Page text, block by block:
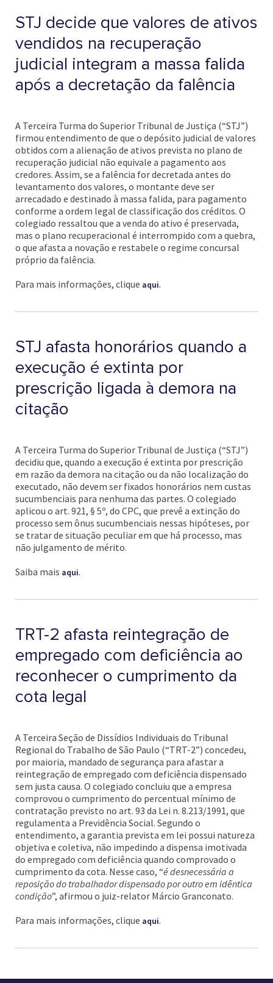
STJ decide que valores de ativos
vendidos na recuperação
judicial integram a massa falida
após a decretação da falência
A Terceira Turma do Superior Tribunal de Justiça (“STJ”)
firmou entendimento de que o depósito judicial de valores
obtidos com a alienação de ativos prevista no plano de
recuperação judicial não equivale a pagamento aos
credores. Assim, se a falência for decretada antes do
levantamento dos valores, o montante deve ser
arrecadado e destinado à massa falida, para pagamento
conforme a ordem legal de classificação dos créditos. O
colegiado ressaltou que a venda do ativo é preservada,
mas o plano recuperacional é interrompido com a quebra,
o que afasta a novação e restabele o regime concursal
próprio da falência.
Para mais informações, clique aqui.
STJ afasta honorários quando a
execução é extinta por
prescrição ligada à demora na
citação
A Terceira Turma do Superior Tribunal de Justiça (“STJ”)
decidiu que, quando a execução é extinta por prescrição
em razão da demora na citação ou da não localização do
executado, não devem ser fixados honorários nem custas
sucumbenciais para nenhuma das partes. O colegiado
aplicou o art. 921, § 5º, do CPC, que prevê a extinção do
processo sem ônus sucumbenciais nessas hipóteses, por
se tratar de situação peculiar em que há processo, mas
não julgamento de mérito.
Saiba mais aqui.
TRT-2 afasta reintegração de
empregado com deficiência ao
reconhecer o cumprimento da
cota legal
A Terceira Seção de Dissídios Individuais do Tribunal
Regional do Trabalho de São Paulo (“TRT-2”) concedeu,
por maioria, mandado de segurança para afastar a
reintegração de empregado com deficiência dispensado
sem justa causa. O colegiado concluiu que a empresa
comprovou o cumprimento do percentual mínimo de
contratação previsto no art. 93 da Lei n. 8.213/1991, que
regulamenta a Previdência Social. Segundo o
entendimento, a garantia prevista em lei possui natureza
objetiva e coletiva, não impedindo a dispensa imotivada
do empregado com deficiência quando comprovado o
cumprimento da cota. Nesse caso, “é desnecessária a
reposição do trabalhador dispensado por outro em idêntica
condição”, afirmou o juiz-relator Márcio Granconato.
Para mais informações, clique aqui.